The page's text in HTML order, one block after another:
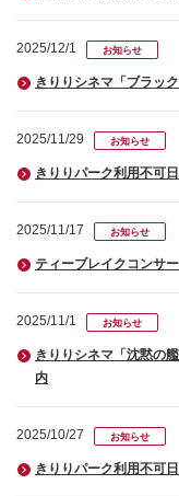
2025/12/1 お知らせ
きりりシネマ「ブラッ
2025/11/29 お知らせ
きりりパーク利用不可
2025/11/17 お知らせ
ティーブレイクコンサ
2025/11/1 お知らせ
きりりシネマ「沈黙の
内
2025/10/27 お知らせ
きりりパーク利用不可